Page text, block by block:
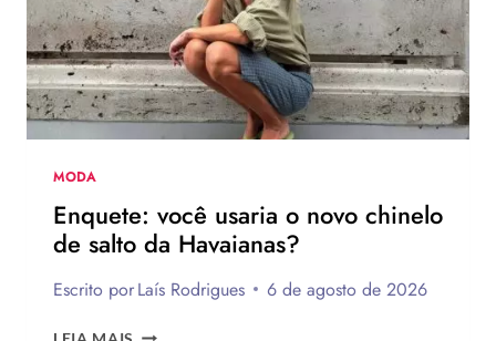
MODA
Enquete: você usaria o novo chinelo
de salto da Havaianas?
Escrito porLaís Rodrigues 6 de agosto de 2026
ENQUETE: